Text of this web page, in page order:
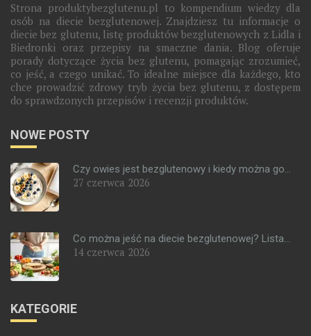
Strona produktybezglutenu.pl to kompendium wiedzy dla
osób na diecie bezglutenowej. Znajdziesz tu informacje o
diecie bez glutenu, listę produktów bezglutenowych z Lidla i
Biedronki oraz przepisy na smaczne dania. Blog oferuje
porady dotyczące życia bez glutenu, pomagając zrozumieć,
co jeść, a czego unikać. To idealne miejsce dla każdego, kto
chce prowadzić zdrowy tryb życia bez glutenu, z dostępem
do sprawdzonych przepisów i recenzji produktów.
NOWE POSTY
Czy owies jest bezglutenowy i kiedy można go...
27 czerwca 2026
Co można jeść na diecie bezglutenowej? Lista...
14 czerwca 2026
KATEGORIE